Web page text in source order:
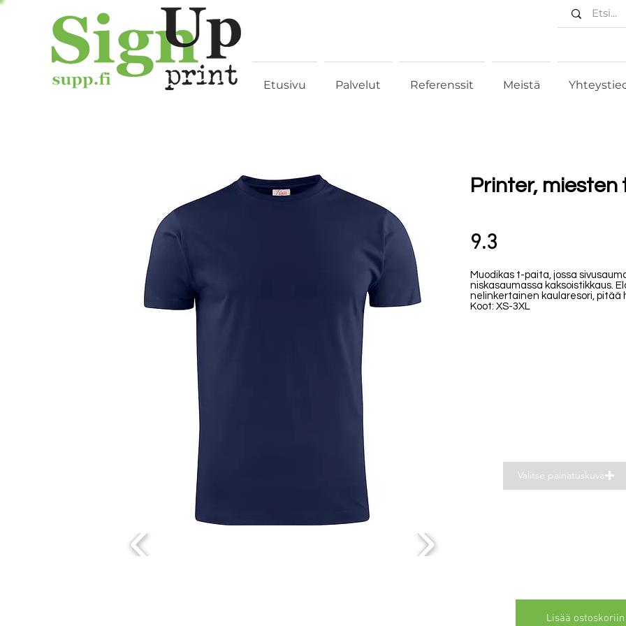
Etusivu Palvelut Referenssit Meistä
Printer,
9.3
Muodikas t-paita, jossa
niskasaumassa kaksoistikkaus.
nelinkertainen kaularesori, pitää
Koot: XS-3XL
Valitse painatuskuva
Lisää ostoskoriin